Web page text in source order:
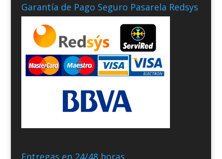
Garantía de Pago Seguro Pasarela Redsys
Entregas en 24/48 horas